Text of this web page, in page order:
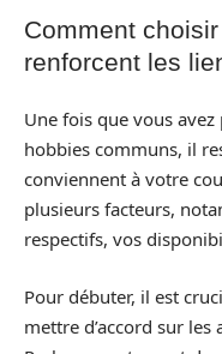
Comment
renforcent les
Une fois que vous
hobbies communs, il
conviennent à votre
plusieurs facteurs,
respectifs, vos
Pour débuter, il est
mettre d’accord sur